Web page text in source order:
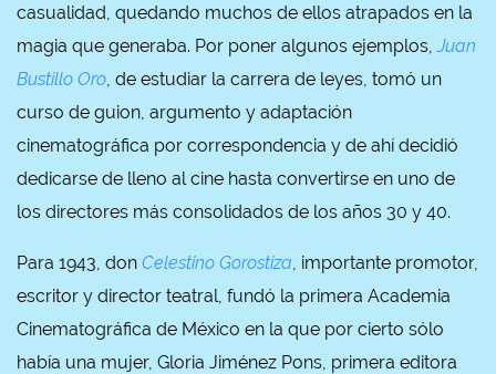
casualidad, quedando muchos de ellos atrapados en la
magia que generaba. Por poner algunos ejemplos,Juan
Bustillo Oro, de estudiar la carrera de leyes, tomó un
curso de guion, argumento y adaptación
cinematográfica por correspondencia y de ahí decidió
dedicarse de lleno al cine hasta convertirse en uno de
los directores más consolidados de los años 30 y 40.
Para 1943, don Celestino Gorostiza, importante promotor,
escritor y director teatral, fundó la primera Academia
Cinematográfica de México en la que por cierto sólo
había una mujer, Gloria Jiménez Pons, primera editora